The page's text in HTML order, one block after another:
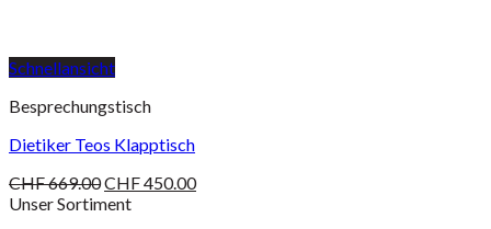
Schnellansicht
Besprechungstisch
Dietiker Teos Klapptisch
CHF669.00CHF450.00
Unser Sortiment